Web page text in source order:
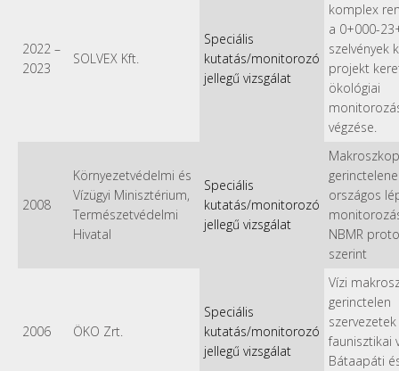
2022 –
2023
SOLVEX Kft.
Speciális
kutatás/monitorozó
jellegű vizsgálat
komplex
a 0+000-
szelvények
projekt
ökológiai
végzése.
2008
Környezetvédelmi és
Vízügyi Minisztérium,
Természetvédelmi
Hivatal
Speciális
kutatás/monitorozó
jellegű vizsgálat
országos
NBMR
szerint
2006 ÖKO Zrt.
Speciális
kutatás/monitorozó
jellegű vizsgálat
Vízi
gerinctelen
szervezetek
faunisztikai
Bátaapáti